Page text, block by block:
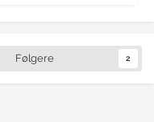
Følgere 2